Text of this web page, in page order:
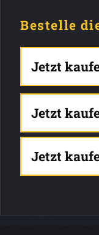
Bestelle
Jetzt
Jetzt
Jetzt